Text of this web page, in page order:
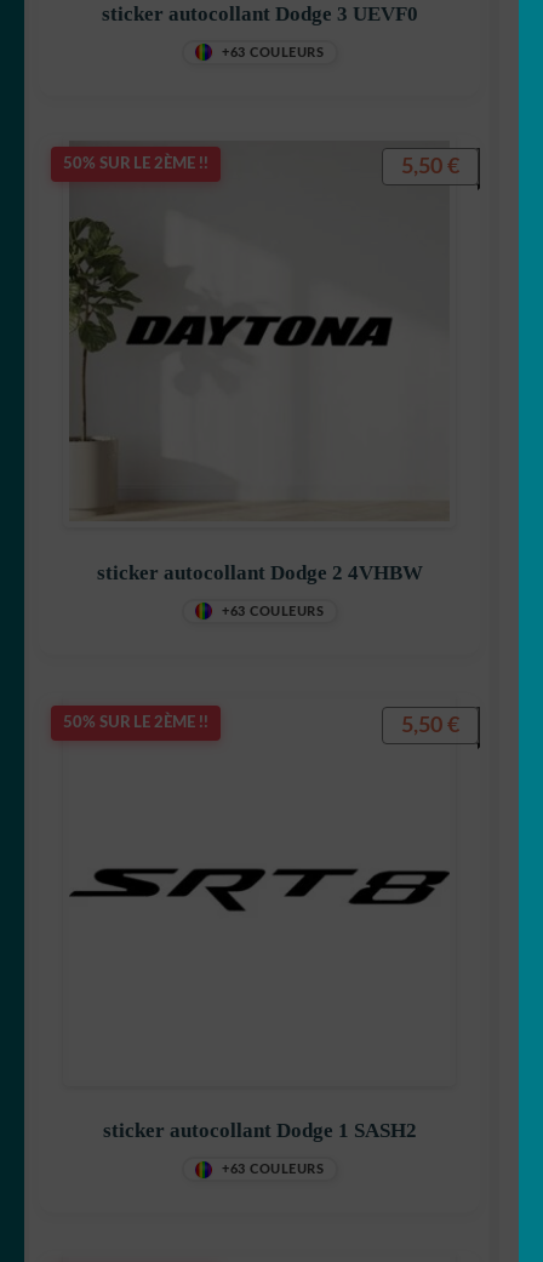
sticker autocollant Dodge 3 UEVF0
+63 COULEURS
50% SUR LE 2ÈME !!
sticker autocollant Dodge 2 4VHBW
+63 COULEURS
5,50 €
50% SUR LE 2ÈME !!
sticker autocollant Dodge 1 SASH2
+63 COULEURS
5,50 €